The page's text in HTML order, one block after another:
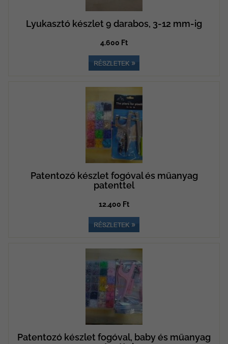
Lyukasztó készlet 9 darabos, 3-12 mm-ig
4.600 Ft
Patentozó készlet fogóval és műanyag
patenttel
12.400 Ft
Patentozó készlet fogóval, baby és műanyag